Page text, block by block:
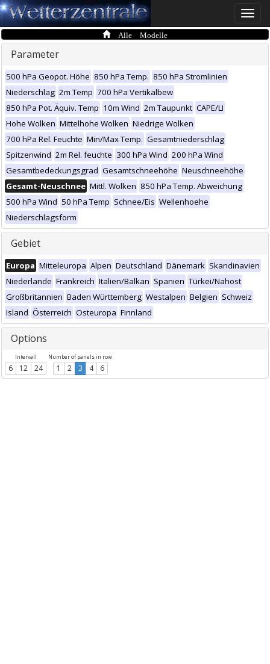
Toggle
Alle Modelle
Parameter
500 hPa Geopot. Höhe 850 hPa Temp. 850 hPa Stromlinien
Niederschlag 2m Temp 700 hPa Vertikalbew
850 hPa Pot. Äquiv. Temp 10m Wind 2m Taupunkt CAPE/LI
Hohe Wolken Mittelhohe Wolken Niedrige Wolken
700 hPa Rel. Feuchte Min/Max Temp. Gesamtniederschlag
Spitzenwind 2m Rel. feuchte 300 hPa Wind 200 hPa Wind
Gesamtbedeckungsgrad Gesamtschneehöhe Neuschneehöhe
Gesamt-Neuschnee Mittl. Wolken 850 hPa Temp. Abweichung
500 hPa Wind 50 hPa Temp Schnee/Eis Wellenhoehe
Niederschlagsform
Gebiet
Europa Mitteleuropa Alpen Deutschland Dänemark Skandinavien
Niederlande Frankreich Italien/Balkan Spanien Türkei/Nahost
Großbritannien Baden Württemberg Westalpen Belgien Schweiz
Island Österreich Osteuropa Finnland
Options
Intervall
6 12 24
Number of panels in row
1 2 3 4 6